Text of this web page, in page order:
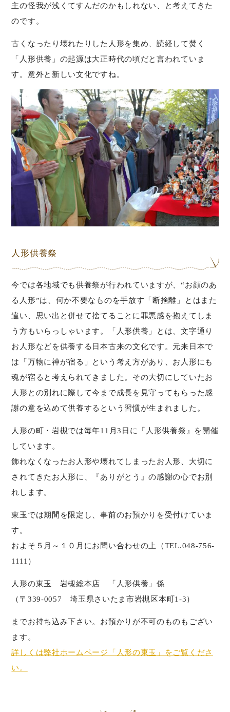
主の怪我が浅くてすんだのかもしれない、と考えてきた
のです。
古くなったり壊れたりした人形を集め、読経して焚く
「人形供養」の起源は大正時代の頃だと言われていま
す。意外と新しい文化ですね。
人形供養祭
今では各地域でも供養祭が行われていますが、“お顔のあ
る人形”は、何か不要なものを手放す「断捨離」とはまた
違い、思い出と併せて捨てることに罪悪感を抱えてしま
う方もいらっしゃいます。「人形供養」とは、文字通り
お人形などを供養する日本古来の文化です。元来日本で
は「万物に神が宿る」という考え方があり、お人形にも
魂が宿ると考えられてきました。その大切にしていたお
人形との別れに際して今まで成長を見守ってもらった感
謝の意を込めて供養するという習慣が生まれました。
人形の町・岩槻では毎年11月3日に『人形供養祭』を開催
しています。
飾れなくなったお人形や壊れてしまったお人形、大切に
されてきたお人形に、『ありがとう』の感謝の心でお別
れします。
東玉では期間を限定し、事前のお預かりを受付けていま
す。
およそ５月～１０月にお問い合わせの上（TEL.048-756-
1111）
人形の東玉 岩槻総本店 「人形供養」係
（〒339-0057 埼玉県さいたま市岩槻区本町1-3）
までお持ち込み下さい。お預かりが不可のものもござい
ます。
詳しくは弊社ホームページ「人形の東玉」をご覧くださ
い。